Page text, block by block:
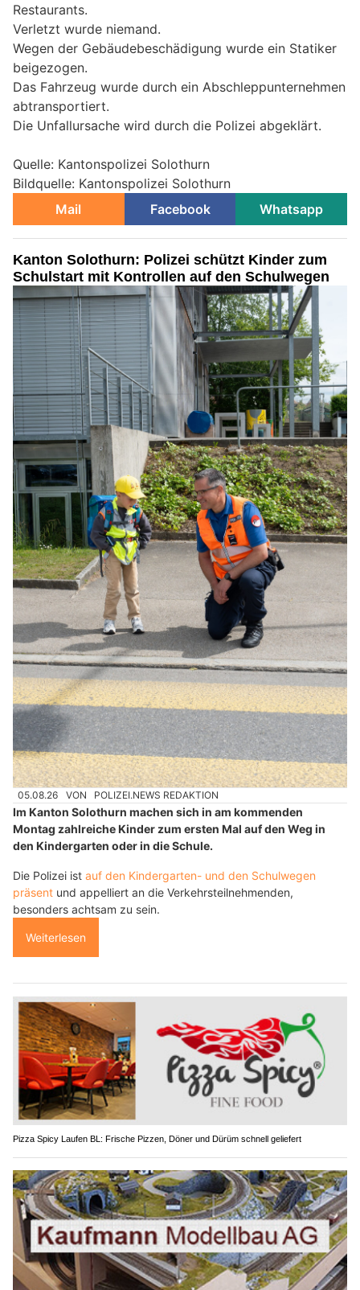
Restaurants.
Verletzt wurde niemand.
Wegen der Gebäudebeschädigung wurde ein Statiker
beigezogen.
Das Fahrzeug wurde durch ein Abschleppunternehmen
abtransportiert.
Die Unfallursache wird durch die Polizei abgeklärt.
Quelle: Kantonspolizei Solothurn
Bildquelle: Kantonspolizei Solothurn
Mail
Facebook Whatsapp
Kanton Solothurn: Polizei schützt Kinder zum
Schulstart mit Kontrollen auf den Schulwegen
05.08.26 VON POLIZEI.NEWS REDAKTION
Im Kanton Solothurn machen sich in am kommenden
Montag zahlreiche Kinder zum ersten Mal auf den Weg in
den Kindergarten oder in die Schule.
Die Polizei ist auf den Kindergarten- und den Schulwegen
präsent und appelliert an die Verkehrsteilnehmenden,
besonders achtsam zu sein.
Weiterlesen
Pizza Spicy Laufen BL: Frische Pizzen, Döner und Dürüm schnell geliefert